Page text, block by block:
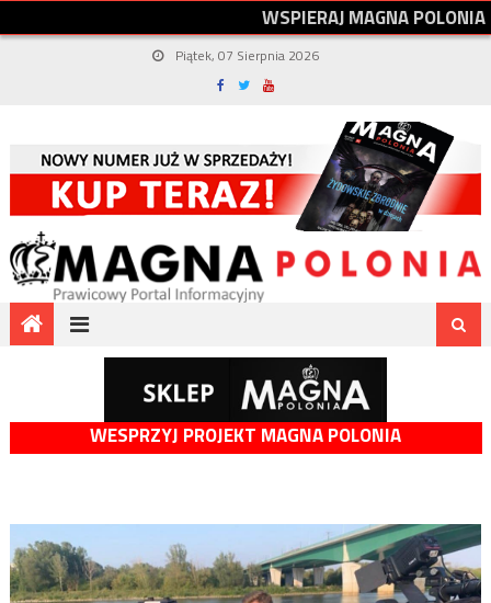
WSPIERAJMAGNAPOLONIA
Piątek, 07 Sierpnia 2026
WESPRZYJ PROJEKT MAGNA POLONIA